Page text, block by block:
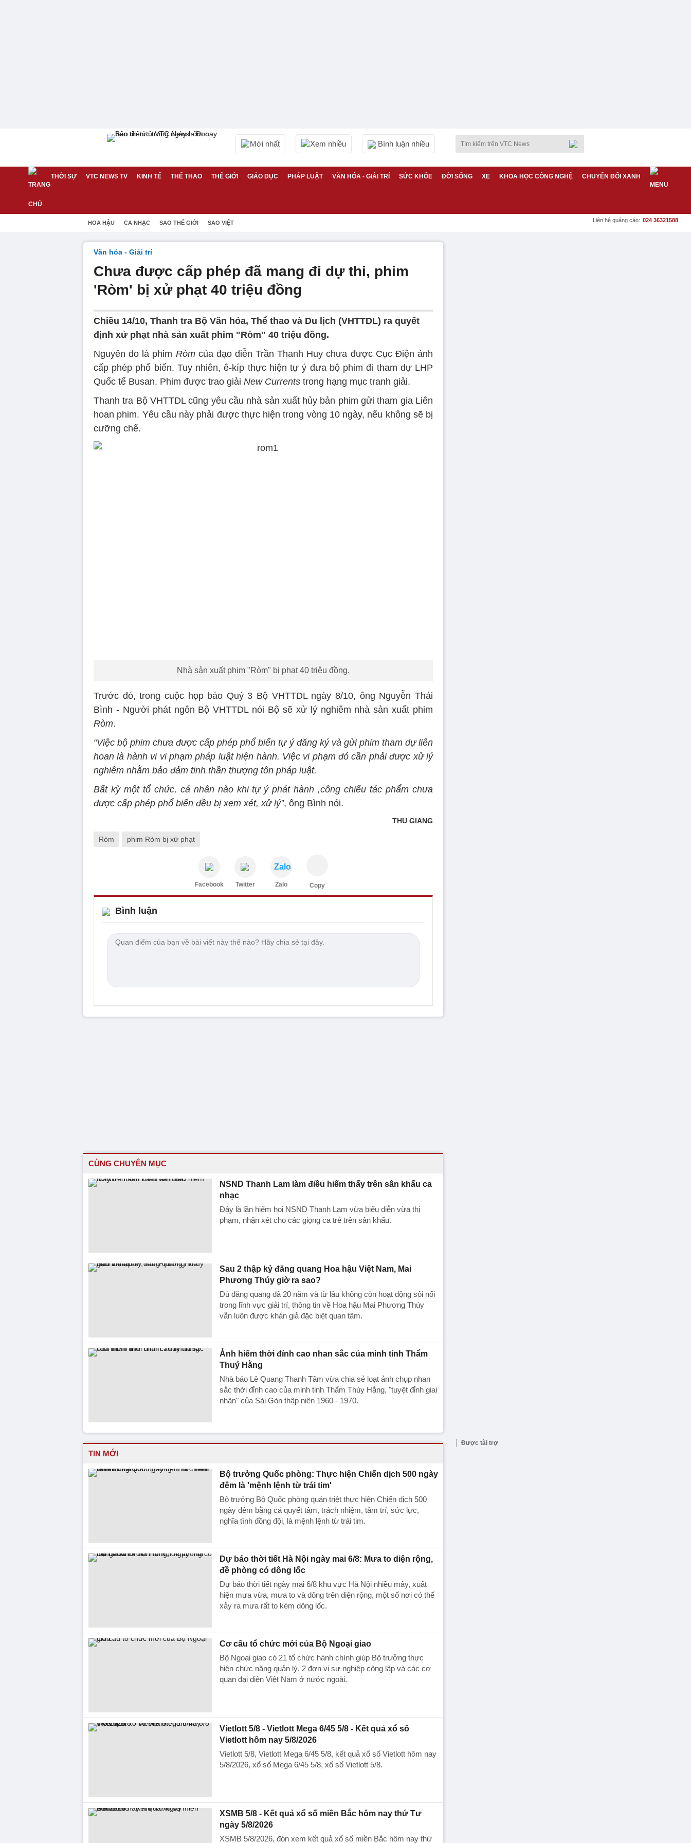
Mới nhất Xem nhiều Bình luận nhiều
THỜI SỰ VTC NEWS TV KINH TẾ THỂ THAO THẾ GIỚI GIÁO DỤC PHÁP LUẬT VĂN HÓA - GIẢI TRÍ SỨC KHỎE ĐỜI SỐNG XE KHOA HỌC CÔNG NGHỆ CHUYỂN ĐỔI XANH
HOA HẬU CA NHẠC SAO THẾ GIỚI SAO VIỆT Liên hệ quảng cáo: 024 36321588
Văn hóa - Giải trí
Chưa được cấp phép đã mang đi dự thi, phim
'Ròm' bị xử phạt 40 triệu đồng
Chiều 14/10, Thanh tra Bộ Văn hóa, Thể thao và Du lịch (VHTTDL) ra quyết
định xử phạt nhà sản xuất phim "Ròm" 40 triệu đồng.
Nguyên do là phim Ròmcủa đạo diễn Trần Thanh Huy chưa được Cục Điện ảnh
cấp phép phổ biến. Tuy nhiên, ê-kíp thực hiện tự ý đưa bộ phim đi tham dự LHP
Quốc tế Busan. Phim được trao giải New Currents trong hạng mục tranh giải.
Thanh tra Bộ VHTTDL cũng yêu cầu nhà sản xuất hủy bản phim gửi tham gia Liên
hoan phim. Yêu cầu này phải được thực hiện trong vòng 10 ngày, nếu không sẽ bị
cưỡng chế.
Nhà sản xuất phim "Ròm" bị phạt 40 triệu đồng.
Trước đó, trong cuộc họp báo Quý 3 Bộ VHTTDL ngày 8/10, ông Nguyễn Thái
Bình - Người phát ngôn Bộ VHTTDL nói Bộ sẽ xử lý nghiêm nhà sản xuất phim
Ròm.
“Việc bộ phim chưa được cấp phép phổ biến tự ý đăng ký và gửi phim tham dự liên
hoan là hành vi vi phạm pháp luật hiện hành. Việc vi phạm đó cần phải được xử lý
nghiêm nhằm bảo đảm tinh thần thượng tôn pháp luật.
Bất kỳ một tổ chức, cá nhân nào khi tự ý phát hành ,công chiếu tác phẩm chưa
được cấp phép phổ biến đều bị xem xét, xử lý”, ông Bình nói.
THU GIANG
Ròm phim Ròm bị xử phạt
Facebook Twitter
Zalo
Zalo Copy
Bình luận
CÙNG CHUYÊN MỤC
NSND Thanh Lam làm điều hiếm thấy trên sân khấu ca
nhạc
Đây là lần hiếm hoi NSND Thanh Lam vừa biểu diễn vừa thị
phạm, nhận xét cho các giọng ca trẻ trên sân khấu.
Sau 2 thập kỷ đăng quang Hoa hậu Việt Nam, Mai
Phương Thúy giờ ra sao?
Dù đăng quang đã 20 năm và từ lâu không còn hoạt động sôi nổi
trong lĩnh vực giải trí, thông tin về Hoa hậu Mai Phương Thúy
vẫn luôn được khán giả đặc biệt quan tâm.
Ảnh hiếm thời đỉnh cao nhan sắc của minh tinh Thẩm
Thuý Hằng
Nhà báo Lê Quang Thanh Tâm vừa chia sẻ loạt ảnh chụp nhan
sắc thời đỉnh cao của minh tinh Thẩm Thúy Hằng, "tuyệt đỉnh giai
nhân" của Sài Gòn thập niên 1960 - 1970.
TIN MỚI
Bộ trưởng Quốc phòng: Thực hiện Chiến dịch 500 ngày
đêm là 'mệnh lệnh từ trái tim'
Bộ trưởng Bộ Quốc phòng quán triệt thực hiện Chiến dịch 500
ngày đêm bằng cả quyết tâm, trách nhiệm, tâm trí, sức lực,
nghĩa tình đồng đội, là mệnh lệnh từ trái tim.
Dự báo thời tiết Hà Nội ngày mai 6/8: Mưa to diện rộng,
đề phòng có dông lốc
Dự báo thời tiết ngày mai 6/8 khu vực Hà Nội nhiều mây, xuất
hiện mưa vừa, mưa to và dông trên diện rộng, một số nơi có thể
xảy ra mưa rất to kèm dông lốc.
Cơ cấu tổ chức mới của Bộ Ngoại giao
Bộ Ngoại giao có 21 tổ chức hành chính giúp Bộ trưởng thực
hiện chức năng quản lý, 2 đơn vị sự nghiệp công lập và các cơ
quan đại diện Việt Nam ở nước ngoài.
Vietlott 5/8 - Vietlott Mega 6/45 5/8 - Kết quả xổ số
Vietlott hôm nay 5/8/2026
Vietlott 5/8, Vietlott Mega 6/45 5/8, kết quả xổ số Vietlott hôm nay
5/8/2026, xổ số Mega 6/45 5/8, xổ số Vietlott 5/8.
XSMB 5/8 - Kết quả xổ số miền Bắc hôm nay thứ Tư
ngày 5/8/2026
XSMB 5/8/2026, đón xem kết quả xổ số miền Bắc hôm nay thứ
Được tài trợ